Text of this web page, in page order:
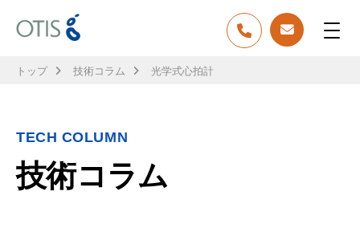
トップ 技術コラム 光学式心拍計
TECH COLUMN
技術コラム